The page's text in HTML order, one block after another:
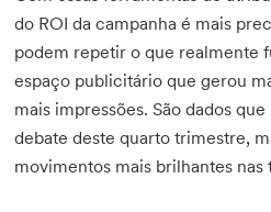
do ROI da campanha é mais
podem repetir o que realmente
espaço publicitário que gerou
mais impressões. São dados
debate deste quarto trimestre,
movimentos mais brilhantes nas